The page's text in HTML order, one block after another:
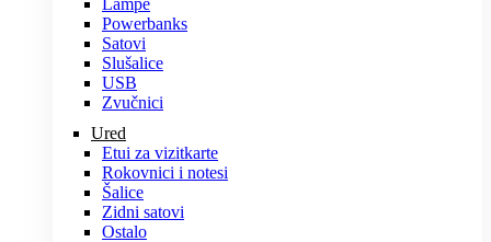
Lampe
Powerbanks
Satovi
Slušalice
USB
Zvučnici
Ured
Etui za vizitkarte
Rokovnici i notesi
Šalice
Zidni satovi
Ostalo